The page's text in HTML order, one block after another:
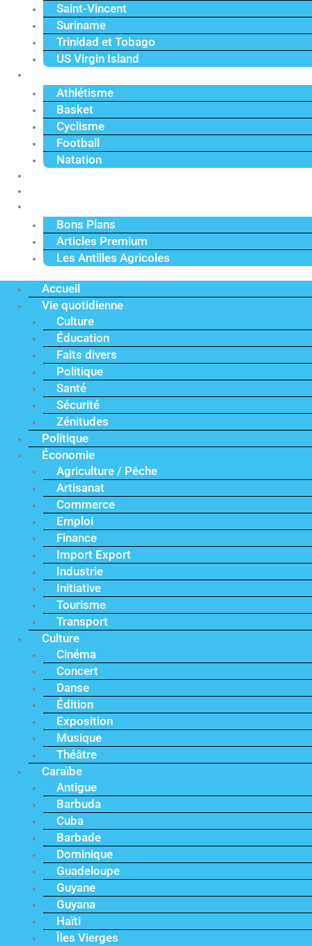
Saint-Vincent
Suriname
Trinidad et Tobago
US Virgin Island
Athlétisme
Basket
Cyclisme
Football
Natation
Bons Plans
Articles Premium
Les Antilles Agricoles
Accueil
Vie quotidienne
Culture
Éducation
Faits divers
Politique
Santé
Sécurité
Zénitudes
Politique
Économie
Agriculture / Pêche
Artisanat
Commerce
Emploi
Finance
Import Export
Industrie
Initiative
Tourisme
Transport
Culture
Cinéma
Concert
Danse
Édition
Exposition
Musique
Théâtre
Caraïbe
Antigue
Barbuda
Cuba
Barbade
Dominique
Guadeloupe
Guyane
Guyana
Haïti
Îles Vierges